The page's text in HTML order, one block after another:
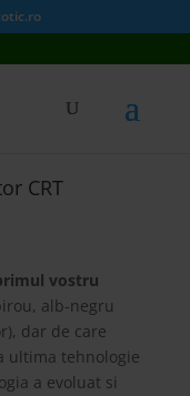
CRT
vostru
alb-negru
dar de care
ultima tehnologie
a evoluat si